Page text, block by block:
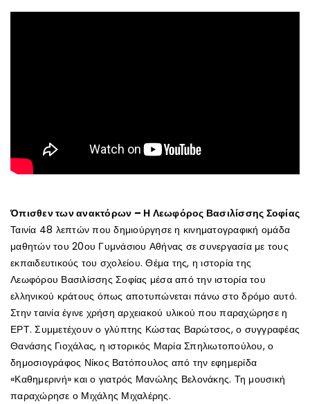
Όπισθεν των ανακτόρων – Η Λεωφόρος Βασιλίσσης Σοφίας
Ταινία 48 λεπτών που δημιούργησε η κινηματογραφική ομάδα
μαθητών του 20ου Γυμνάσιου Αθήνας σε συνεργασία με τους
εκπαιδευτικούς του σχολείου. Θέμα της, η ιστορία της
Λεωφόρου Βασιλίσσης Σοφίας μέσα από την ιστορία του
ελληνικού κράτους όπως αποτυπώνεται πάνω στο δρόμο αυτό.
Στην ταινία έγινε χρήση αρχειακού υλικού που παραχώρησε η
ΕΡΤ. Συμμετέχουν ο γλύπτης Κώστας Βαρώτσος, ο συγγραφέας
Θανάσης Γιοχάλας, η ιστορικός Μαρία Σπηλιωτοπούλου, ο
δημοσιογράφος Νίκος Βατόπουλος από την εφημερίδα
«Καθημερινή» και ο γιατρός Μανώλης Βελονάκης. Τη μουσική
παραχώρησε ο Μιχάλης Μιχαλέρης.